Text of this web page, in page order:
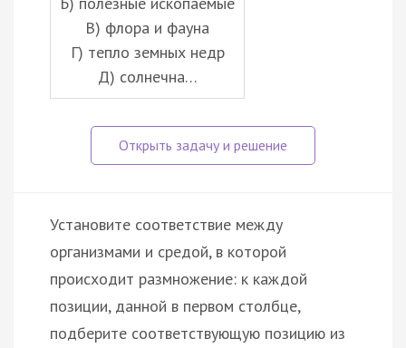
В) флора и фауна
Г) тепло земных недр
Д) солнечна…
Установите соответствие между
организмами и средой, в которой
происходит размножение: к каждой
позиции, данной в первом столбце,
подберите соответствующую позицию из